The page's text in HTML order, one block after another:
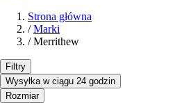
Strona główna
/ Marki
/ Merrithew
Filtry
Wysyłka w ciągu 24 godzin
Rozmiar